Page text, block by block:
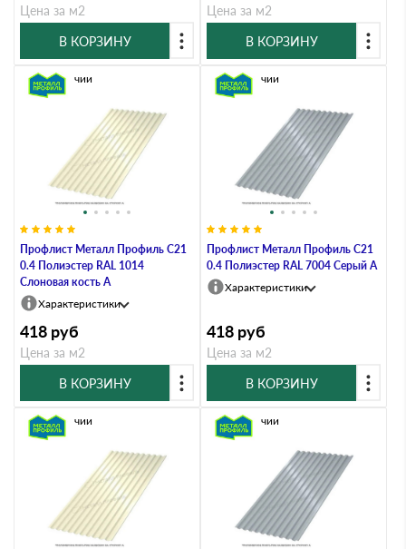
Цена за м2
В КОРЗИНУ
Цена за м2
В КОРЗИНУ
Профлист Металл Профиль C21
0.4 Полиэстер RAL 1014
Слоновая кость A
В наличии
Характеристики
418 руб
Цена за м2
В КОРЗИНУ
Профлист Металл Профиль C21
0.4 Полиэстер RAL 7004 Серый A
В наличии
Характеристики
418 руб
Цена за м2
В КОРЗИНУ
В наличии В наличии